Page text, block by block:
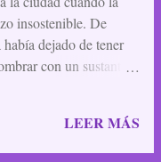
insostenible. De
dejado de tener
con un sustantivo
brotaba nada
ciudad tampoco fue
LEER MÁS